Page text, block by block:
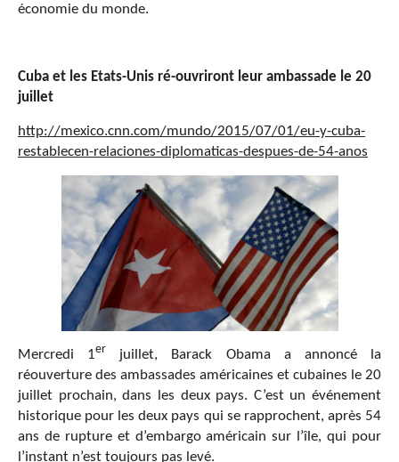
économie du monde.
Cuba et les Etats-Unis ré-ouvriront leur ambassade le 20
juillet
http://mexico.cnn.com/mundo/2015/07/01/eu-y-cuba-
restablecen-relaciones-diplomaticas-despues-de-54-anos
Mercredi 1er juillet, Barack Obama a annoncé la
réouverture des ambassades américaines et cubaines le 20
juillet prochain, dans les deux pays. C’est un événement
historique pour les deux pays qui se rapprochent, après 54
ans de rupture et d’embargo américain sur l’île, qui pour
l’instant n’est toujours pas levé.